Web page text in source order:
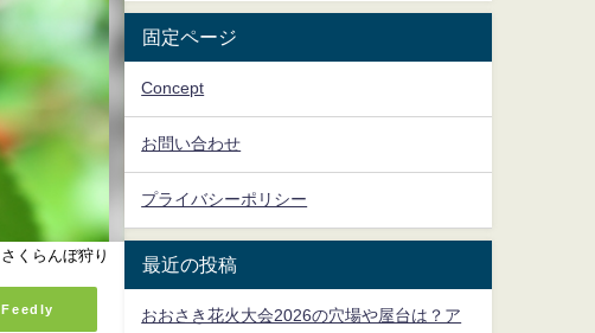
さくらんぼ狩り
Feedly
固定ページ
Concept
お問い合わせ
プライバシーポリシー
最近の投稿
おおさき花火大会2026の穴場や屋台は？ア